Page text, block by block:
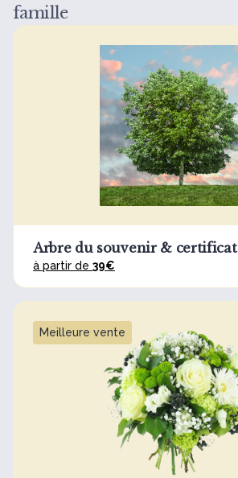
famille
Arbre du souvenir & certificat
à partir de 39€
Meilleure vente